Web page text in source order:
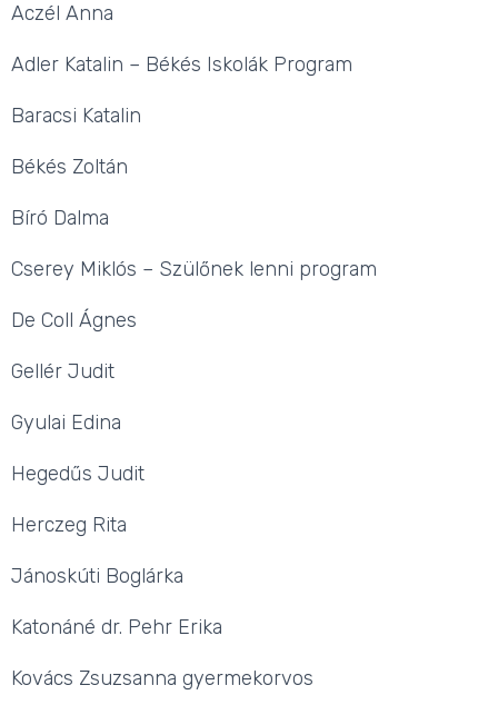
Aczél Anna
Adler Katalin – Békés Iskolák Program
Baracsi Katalin
Békés Zoltán
Bíró Dalma
Cserey Miklós – Szülőnek lenni program
De Coll Ágnes
Gellér Judit
Gyulai Edina
Hegedűs Judit
Herczeg Rita
Jánoskúti Boglárka
Katonáné dr. Pehr Erika
Kovács Zsuzsanna gyermekorvos